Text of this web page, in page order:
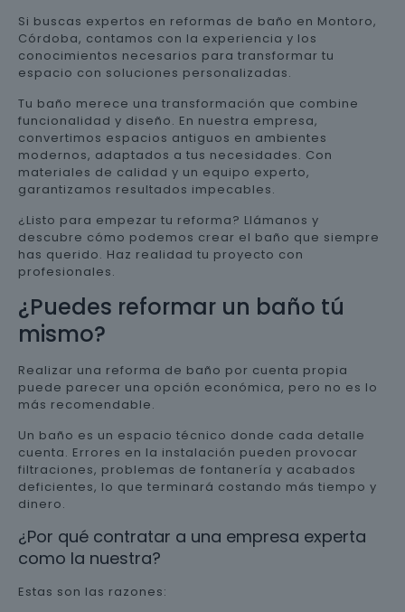
Si buscas expertos en reformas de baño en Montoro,
Córdoba, contamos con la experiencia y los
conocimientos necesarios para transformar tu
espacio con soluciones personalizadas.
Tu baño merece una transformación que combine
funcionalidad y diseño. En nuestra empresa,
convertimos espacios antiguos en ambientes
modernos, adaptados a tus necesidades. Con
materiales de calidad y un equipo experto,
garantizamos resultados impecables.
¿Listo para empezar tu reforma? Llámanos y
descubre cómo podemos crear el baño que siempre
has querido. Haz realidad tu proyecto con
profesionales.
¿Puedes reformar un baño tú
mismo?
Realizar una reforma de baño por cuenta propia
puede parecer una opción económica, pero no es lo
más recomendable.
Un baño es un espacio técnico donde cada detalle
cuenta. Errores en la instalación pueden provocar
filtraciones, problemas de fontanería y acabados
deficientes, lo que terminará costando más tiempo y
dinero.
¿Por qué contratar a una empresa experta
como la nuestra?
Estas son las razones: